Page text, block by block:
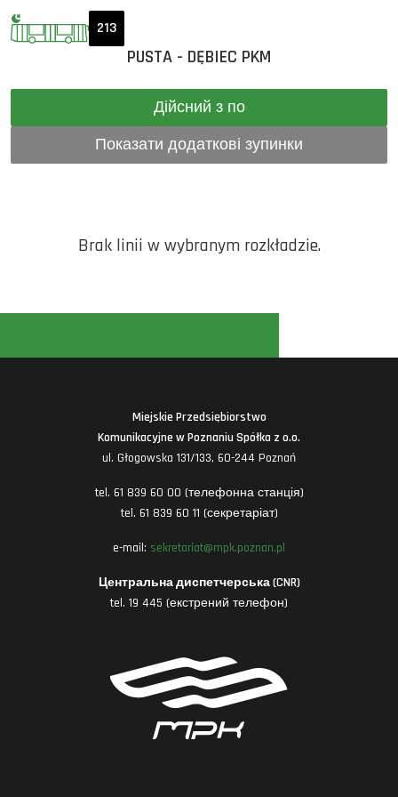
213
PUSTA - DĘBIEC PKM
Дійсний з по
Показати додаткові зупинки
Brak linii w wybranym rozkładzie.
Miejskie Przedsiębiorstwo
Komunikacyjne w Poznaniu Spółka z o.o.
ul. Głogowska 131/133, 60-244 Poznań
tel. 61 839 60 00 (телефонна станція)
tel. 61 839 60 11 (секретаріат)
e-mail: sekretariat@mpk.poznan.pl
Центральна диспетчерська (CNR)
tel. 19 445 (екстрений телефон)